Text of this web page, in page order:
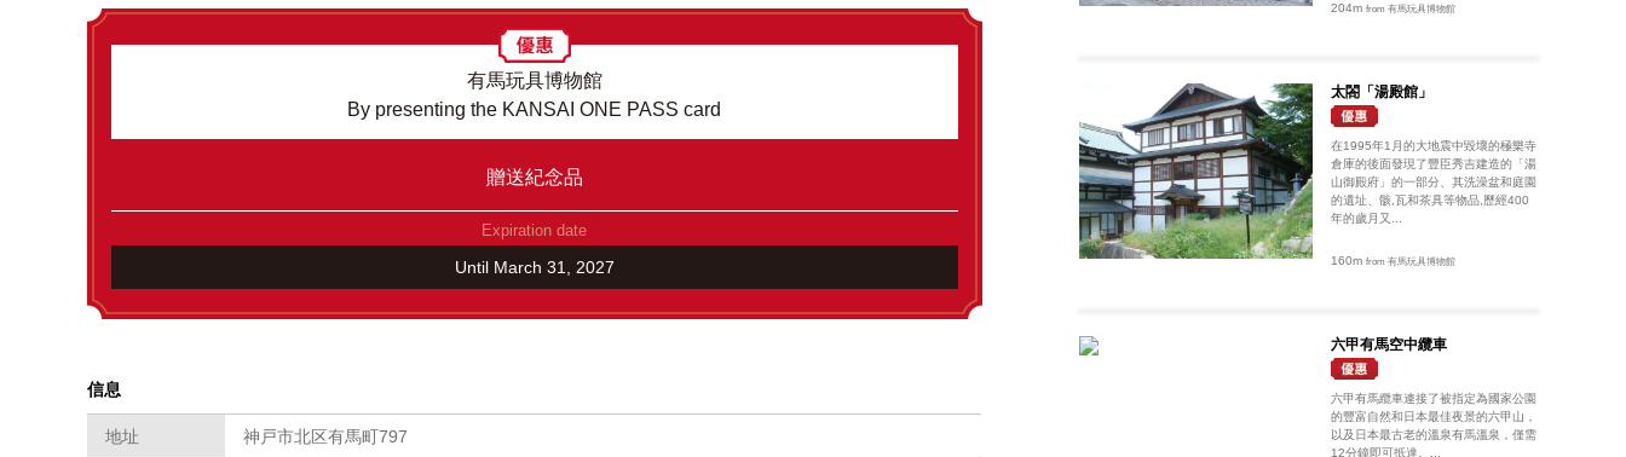
有馬玩具博物館
By presenting the KANSAI ONE PASS card
贈送紀念品
Expiration date
Until March 31, 2027
信息
地址 神戸市北区有馬町797
204mfrom 有馬玩具博物館
太閤「湯殿館」
在1995年1月的大地震中毀壞的極樂寺
倉庫的後面發現了豐臣秀吉建造的「湯
山御殿府」的一部分、其洗澡盆和庭園
的遺址、骸,瓦和茶具等物品,歷經400
年的歲月又...
160mfrom 有馬玩具博物館
六甲有馬空中纜車
六甲有馬纜車連接了被指定為國家公園
的豐富自然和日本最佳夜景的六甲山，
以及日本最古老的溫泉有馬溫泉，僅需
12分鐘即可抵達。...